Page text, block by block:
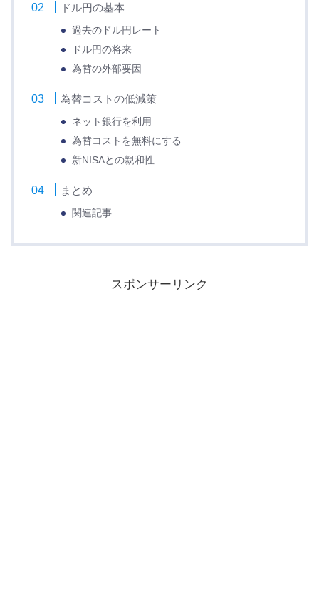
ドル円の基本
過去のドル円レート
ドル円の将来
為替の外部要因
為替コストの低減策
ネット銀行を利用
為替コストを無料にする
新NISAとの親和性
まとめ
関連記事
スポンサーリンク